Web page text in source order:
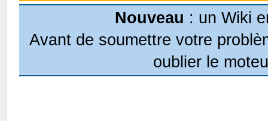
Nouveau : un Wiki
Avant de soumettre votre
oublier le